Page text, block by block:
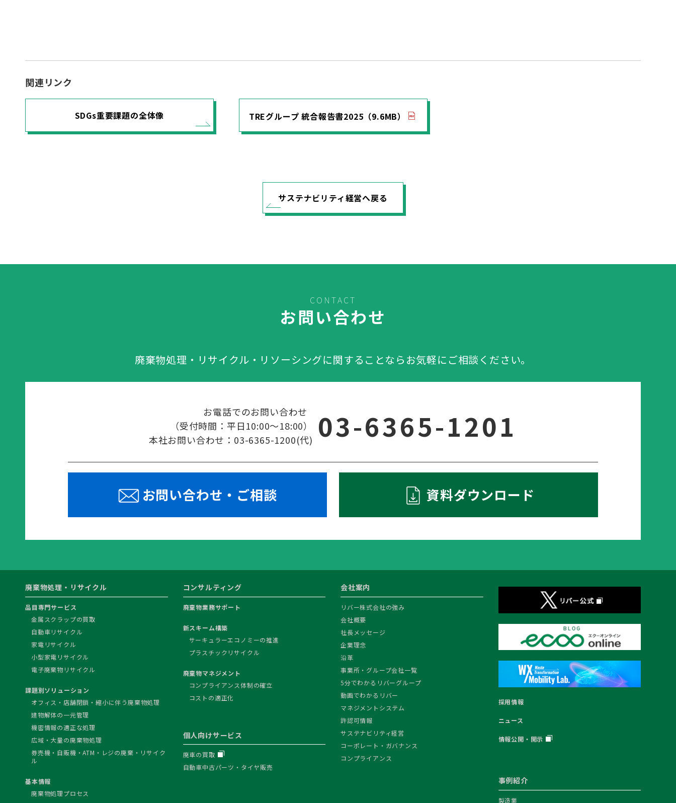
関連リンク
SDGs重要課題の全体像 TREグループ 統合報告書2025（9.6MB）
サステナビリティ経営へ戻る
CONTACT
お問い合わせ
廃棄物処理・リサイクル・リソーシングに関することならお気軽にご相談ください。
お電話でのお問い合わせ
（受付時間：平日10:00～18:00）
本社お問い合わせ：03-6365-1200(代) 03-6365-1201
お問い合わせ・ご相談 資料ダウンロード
廃棄物処理・リサイクル
品目専門サービス
金属スクラップの買取
自動車リサイクル
家電リサイクル
小型家電リサイクル
電子廃棄物リサイクル
課題別ソリューション
オフィス・店舗閉鎖・縮小に伴う廃棄物処理
建物解体の一元管理
機密情報の適正な処理
広域・大量の廃棄物処理
券売機・自販機・ATM・レジの廃棄・リサイク
ル
基本情報
廃棄物処理プロセス
コンサルティング
廃棄物業務サポート
新スキーム構築
サーキュラーエコノミーの推進
プラスチックリサイクル
廃棄物マネジメント
コンプライアンス体制の確立
コストの適正化
個人向けサービス
廃車の買取
自動車中古パーツ・タイヤ販売
会社案内
リバー株式会社の強み
会社概要
社長メッセージ
企業理念
沿革
事業所・グループ会社一覧
5分でわかるリバーグループ
動画でわかるリバー
マネジメントシステム
許認可情報
サステナビリティ経営
コーポレート・ガバナンス
コンプライアンス
採用情報
ニュース
情報公開・開示
事例紹介
製造業